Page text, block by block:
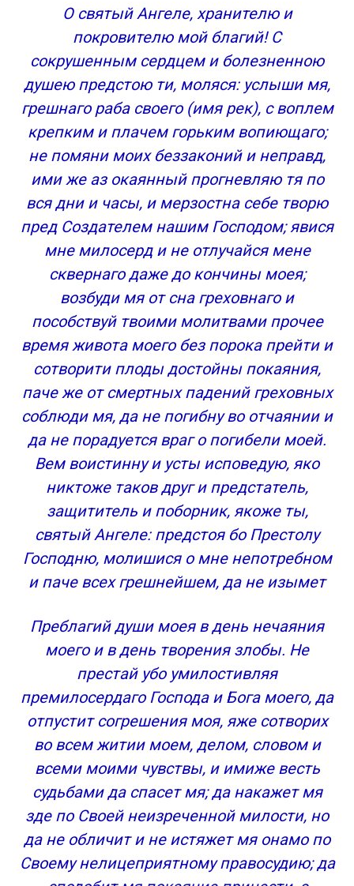
Молитва в день рождения на здоровье
Молитва в день рождения на удачу
Молитва в день рождения на любовь и
замужество
Молитва в день рождения на исполнение
желания
Благодарственная молитва в день рождения
О святый Ангеле, хранителю и
покровителю мой благий! С
сокрушенным сердцем и болезненною
душею предстою ти, моляся: услыши мя,
грешнаго раба своего (имя рек), с воплем
крепким и плачем горьким вопиющаго;
не помяни моих беззаконий и неправд,
ими же аз окаянный прогневляю тя по
вся дни и часы, и мерзостна себе творю
пред Создателем нашим Господом; явися
мне милосерд и не отлучайся мене
сквернаго даже до кончины моея;
возбуди мя от сна греховнаго и
пособствуй твоими молитвами прочее
время живота моего без порока прейти и
сотворити плоды достойны покаяния,
паче же от смертных падений греховных
соблюди мя, да не погибну во отчаянии и
да не порадуется враг о погибели моей.
Вем воистинну и усты исповедую, яко
никтоже таков друг и предстатель,
защититель и поборник, якоже ты,
святый Ангеле: предстоя бо Престолу
Господню, молишися о мне непотребном
и паче всех грешнейшем, да не изымет
Преблагий души моея в день нечаяния
моего и в день творения злобы. Не
престай убо умилостивляя
премилосердаго Господа и Бога моего, да
отпустит согрешения моя, яже сотворих
во всем житии моем, делом, словом и
всеми моими чувствы, и имиже весть
судьбами да спасет мя; да накажет мя
зде по Своей неизреченной милости, но
да не обличит и не истяжет мя онамо по
Своему нелицеприятному правосудию; да